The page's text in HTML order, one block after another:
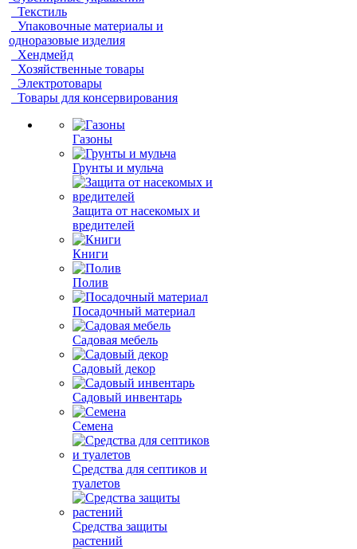
Текстиль
Упаковочные материалы и
одноразовые изделия
Хендмейд
Хозяйственные товары
Электротовары
Товары для консервирования
Газоны
Грунты и мульча
Защита от насекомых и
вредителей
Книги
Полив
Посадочный материал
Садовая мебель
Садовый декор
Садовый инвентарь
Семена
Средства для септиков и
туалетов
Средства защиты
растений